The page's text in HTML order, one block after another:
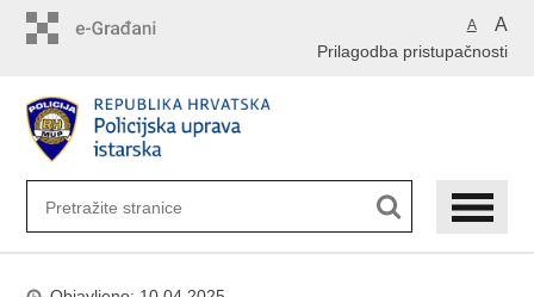
A A
Prilagodba pristupačnosti